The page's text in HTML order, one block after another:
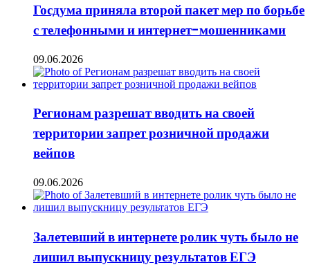
Госдума приняла второй пакет мер по борьбе
с телефонными и интернет-мошенниками
09.06.2026
Регионам разрешат вводить на своей
территории запрет розничной продажи
вейпов
09.06.2026
Залетевший в интернете ролик чуть было не
лишил выпускницу результатов ЕГЭ